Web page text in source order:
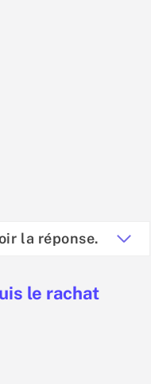
la réponse.
le rachat